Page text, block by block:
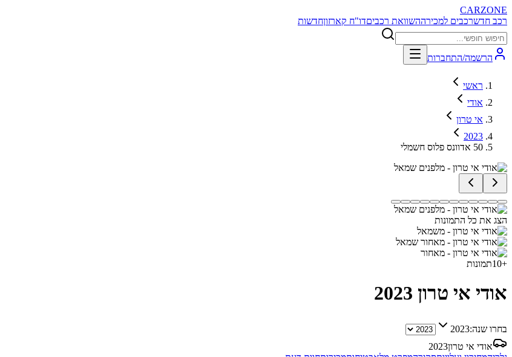
CARZONE
רכב חדשרכבים למכירההשוואת רכביםדו"ח קארזוןחדשות
הרשמה/התחברות
ראשי
אודי
אי טרון
2023
50 אדוונס פלוס חשמלי
הצג את כל התמונות
+
10תמונות
אודי אי טרון 2023
בחרו שנה:2023
אודי אי טרון2023